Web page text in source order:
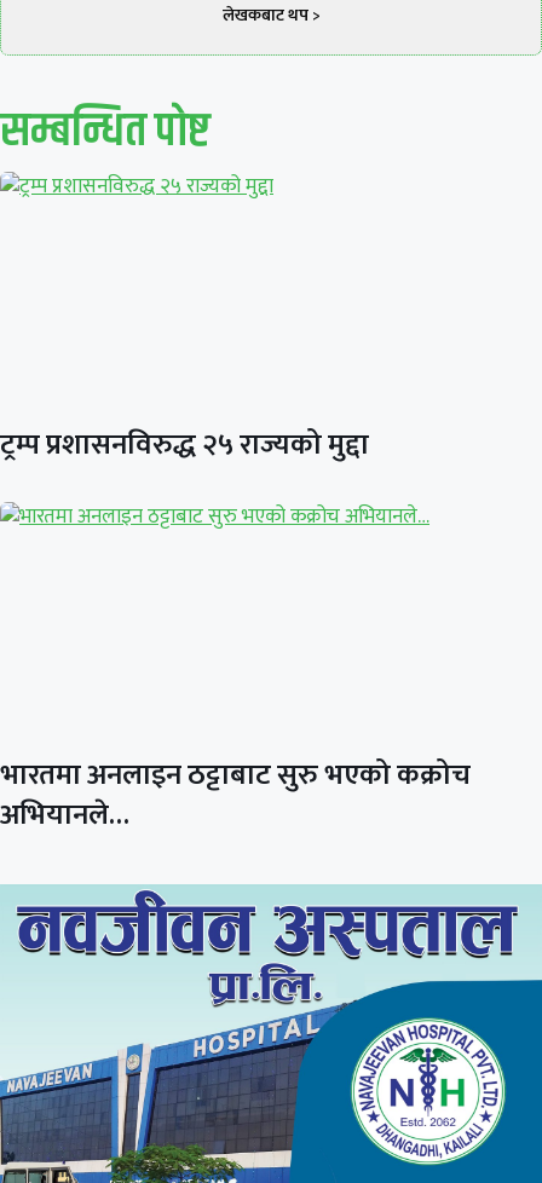
लेखकबाट थप >
सम्बन्धित पाेष्ट
ट्रम्प प्रशासनविरुद्ध २५ राज्यको मुद्दा
भारतमा अनलाइन ठट्टाबाट सुरु भएको कक्रोच
अभियानले…